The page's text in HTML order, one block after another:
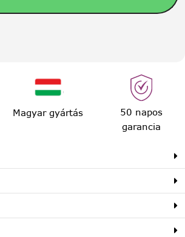
Magyar gyártás
50 napos
garancia